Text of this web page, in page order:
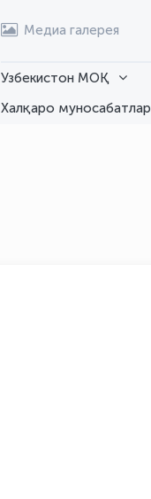
Медиа галерея
Узбекистон МОҚ
Халқаро муносабатлар